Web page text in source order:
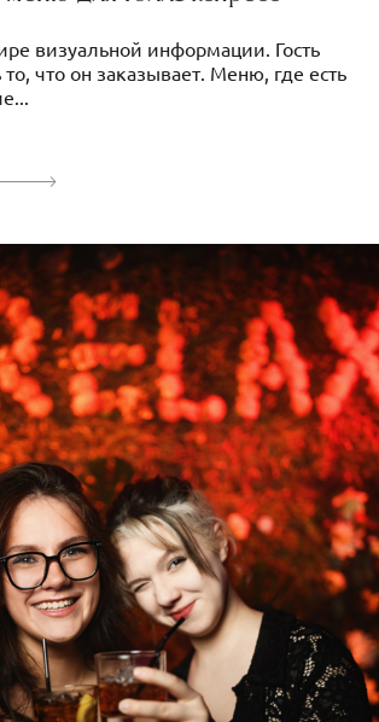
визуальной информации. Гость
что он заказывает. Меню, где есть